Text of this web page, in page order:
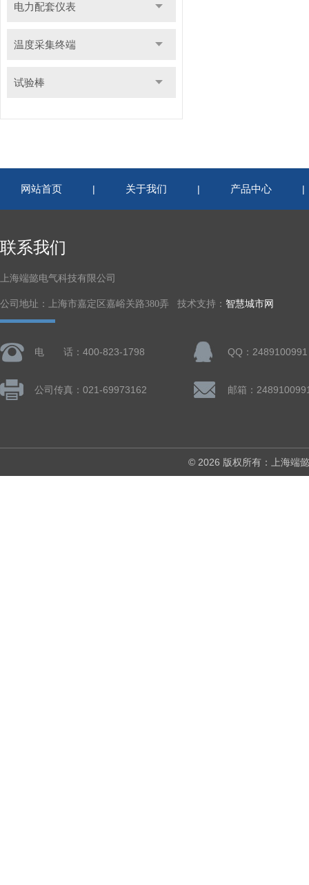
电力配套仪表
温度采集终端
试验棒
网站首页 | 关于我们 | 产品中心
联系我们
上海端懿电气科技有限公司
公司地址：上海市嘉定区嘉峪关路380弄 技术支持： 智慧城市网
电 话：400-823-1798 QQ：2489100991
公司传真：021-69973162 邮箱：
© 2026 版权所有：上海端